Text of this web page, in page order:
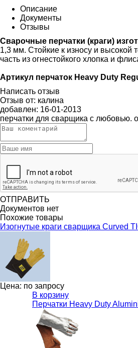
Описание
Документы
Отзывы
Сварочные перчатки (краги)
1,3 мм. Стойкие к износу и высокой
часть из огнестойкого хлопка и
Артикул перчаток Heavy Duty
Написать отзыв
Отзыв от: калина
добавлен: 16-01-2013
перчатки для сварщика с любовью.
ОТПРАВИТЬ
Документов нет
Похожие товары
Изогнутые краги сварщика Curved
Цена: по запросу
В корзину
Перчатки Heavy Duty